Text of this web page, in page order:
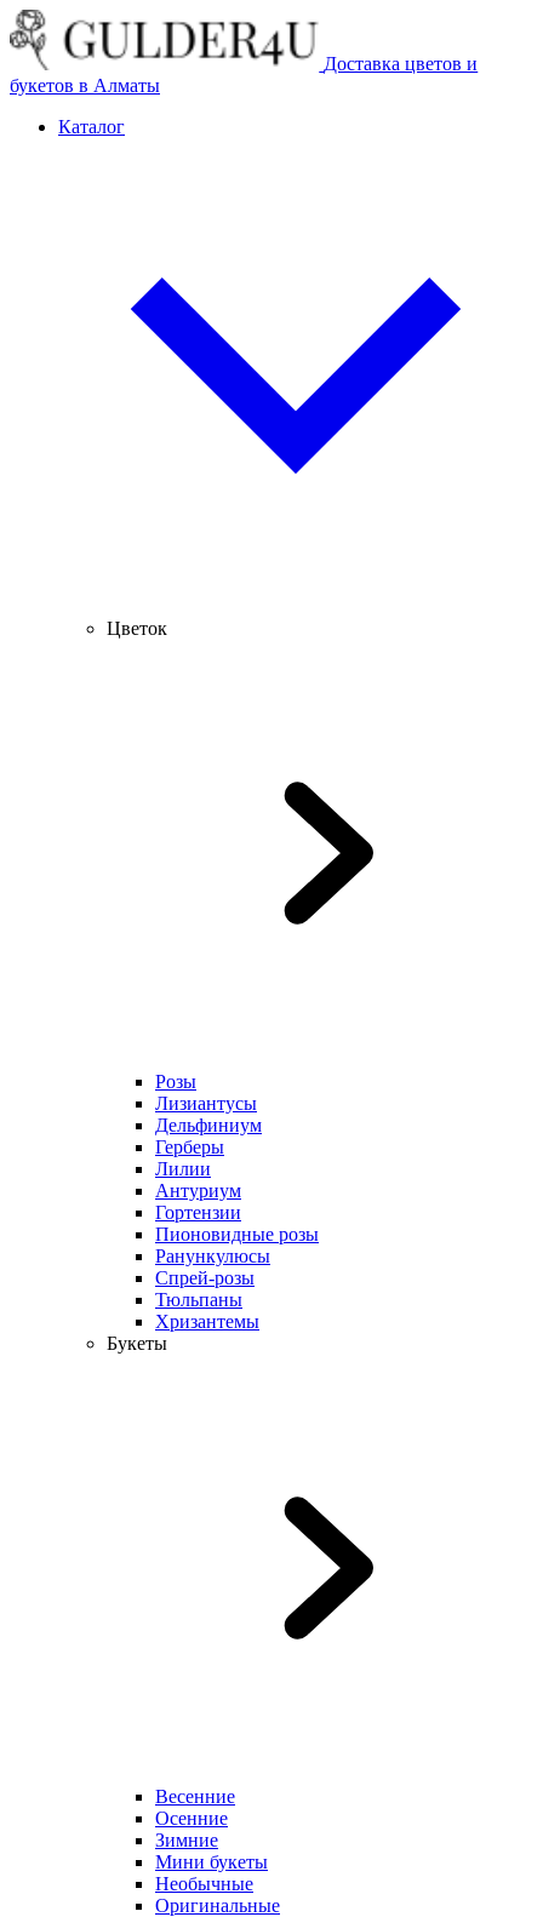
Доставка цветов и
букетов в Алматы
Каталог
Цветок
Розы
Лизиантусы
Дельфиниум
Герберы
Лилии
Антуриум
Гортензии
Пионовидные розы
Ранункулюсы
Спрей-розы
Тюльпаны
Хризантемы
Букеты
Весенние
Осенние
Зимние
Мини букеты
Необычные
Оригинальные